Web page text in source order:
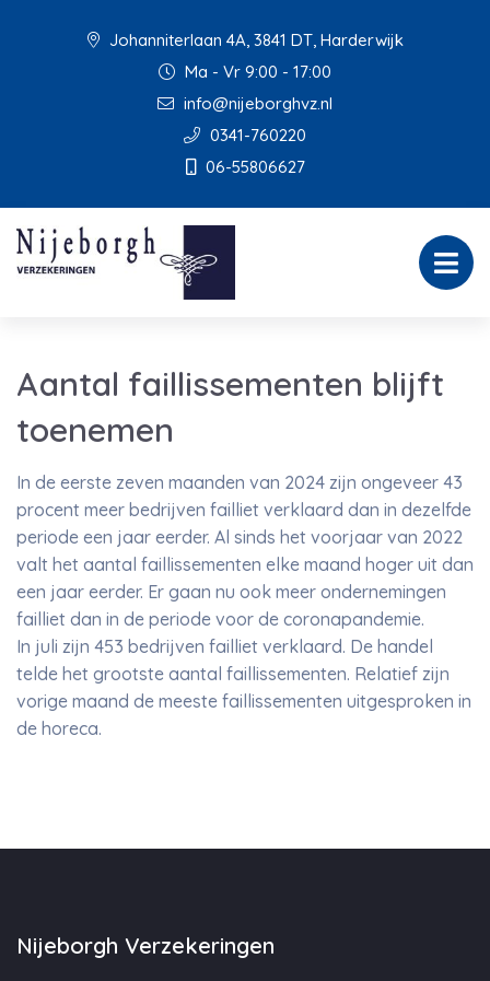
Johanniterlaan 4A, 3841 DT, Harderwijk
Ma - Vr 9:00 - 17:00
info@nijeborghvz.nl
0341-760220
06-55806627
Aantal faillissementen blijft
toenemen
In de eerste zeven maanden van 2024 zijn ongeveer 43
procent meer bedrijven failliet verklaard dan in dezelfde
periode een jaar eerder. Al sinds het voorjaar van 2022
valt het aantal faillissementen elke maand hoger uit dan
een jaar eerder. Er gaan nu ook meer ondernemingen
failliet dan in de periode voor de coronapandemie.
In juli zijn 453 bedrijven failliet verklaard. De handel
telde het grootste aantal faillissementen. Relatief zijn
vorige maand de meeste faillissementen uitgesproken in
de horeca.
Nijeborgh Verzekeringen